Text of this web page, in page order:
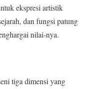
ekspresi artistik
dan fungsi patung
nilai-nya.
tiga dimensi yang